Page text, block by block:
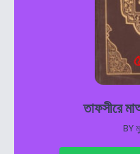
তাফসীরে
BY